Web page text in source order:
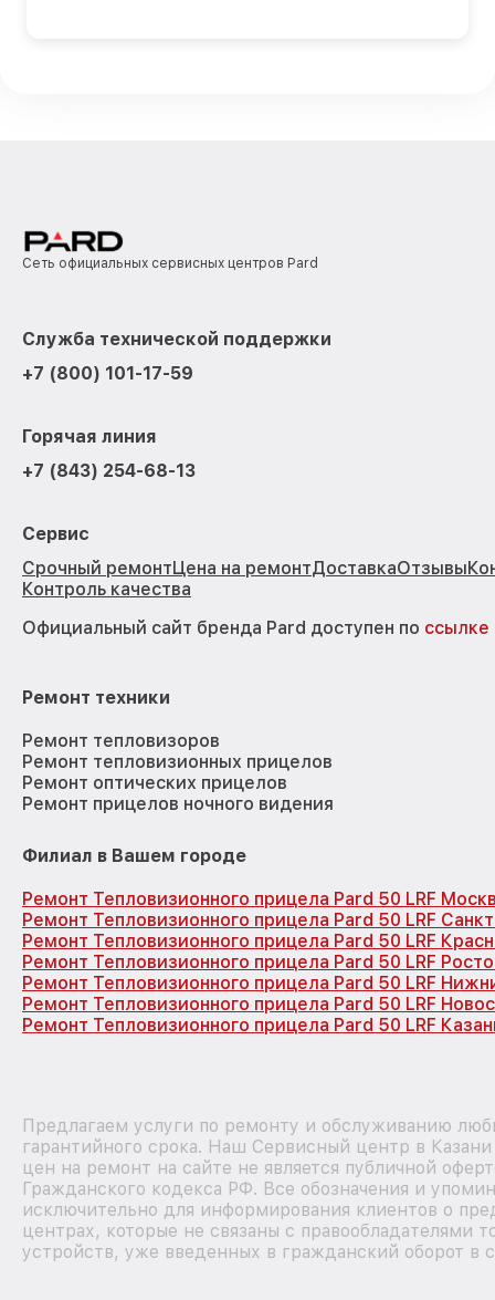
Сеть официальных сервисных центров Pard
Служба технической поддержки
+7 (800) 101-17-59
Горячая линия
+7 (843) 254-68-13
Сервис
Срочный ремонтЦена на ремонтДоставкаОтзывы
Контроль качества
Официальный сайт бренда Pard доступен по ссылке
Ремонт техники
Ремонт тепловизоров
Ремонт тепловизионных прицелов
Ремонт оптических прицелов
Ремонт прицелов ночного видения
Филиал в Вашем городе
Ремонт Тепловизионного прицела Pard 50 LRF
Ремонт Тепловизионного прицела Pard 50 LRF
Ремонт Тепловизионного прицела Pard 50 LRF
Ремонт Тепловизионного прицела Pard 50 LRF
Ремонт Тепловизионного прицела Pard 50 LRF
Ремонт Тепловизионного прицела Pard 50 LRF
Ремонт Тепловизионного прицела Pard 50 LRF
Предлагаем услуги по ремонту и обслуживанию
гарантийного срока. Наш Сервисный центр в
цен на ремонт на сайте не является публичной
Гражданского кодекса РФ. Все обозначения и
исключительно для информирования клиентов о
центрах, которые не связаны с правообладателями
устройств, уже введенных в гражданский оборот в